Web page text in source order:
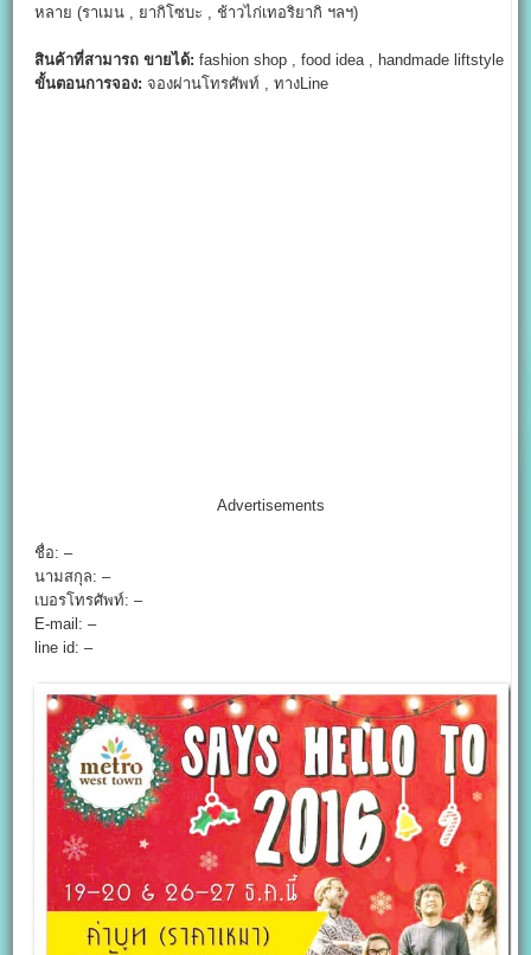
หลาย (ราเมน , ยากิโซบะ , ช้าวไก่เทอริยากิ ฯลฯ)
สินค้าที่สามารถ ขายได้: fashion shop , food idea , handmade liftstyle
ขั้นตอนการจอง: จองผ่านโทรศัพท์ , ทางLine
Advertisements
ชื่อ: –
นามสกุล: –
เบอรโทรศัพท์: –
E-mail: –
line id: –